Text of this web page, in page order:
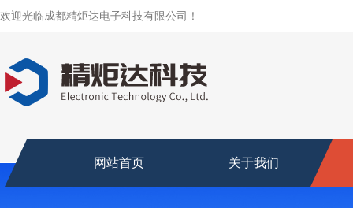
欢迎光临成都精炬达电子科技有限公司！
网站首页 关于我们